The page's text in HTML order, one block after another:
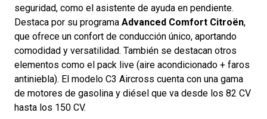
seguridad, como el asistente de ayuda en pendiente.
Destaca por su programa Advanced Comfort Citroën,
que ofrece un confort de conducción único, aportando
comodidad y versatilidad. También se destacan otros
elementos como el pack live (aire acondicionado + faros
antiniebla). El modelo C3 Aircross cuenta con una gama
de motores de gasolina y diésel que va desde los 82 CV
hasta los 150 CV.